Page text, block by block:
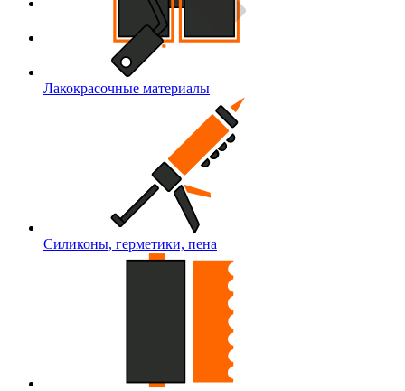
Лакокрасочные материалы
Силиконы, герметики, пена